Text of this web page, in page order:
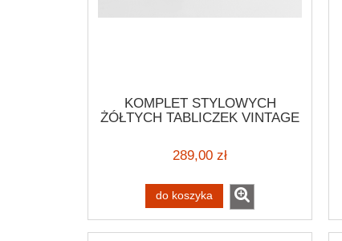
KOMPLET STYLOWYCH
ŻÓŁTYCH TABLICZEK VINTAGE
NA BOKI MOTOCYKLA 2 SZTUKI
UNIWERSALNY OWALNY
STARTOWY PLASTIKOWY
MOTOCROSS RETRO NUMER
STARTOWY
289,00 zł
do koszyka